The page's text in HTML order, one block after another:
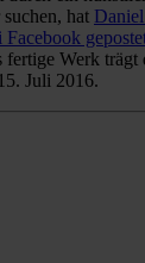
hat
Facebook
Werk
Juli 2016.